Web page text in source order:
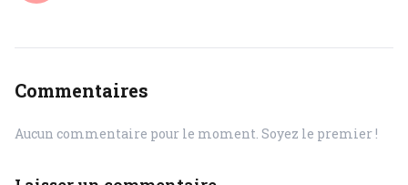
Commentaires
Aucun commentaire pour le moment. Soyez le premier !